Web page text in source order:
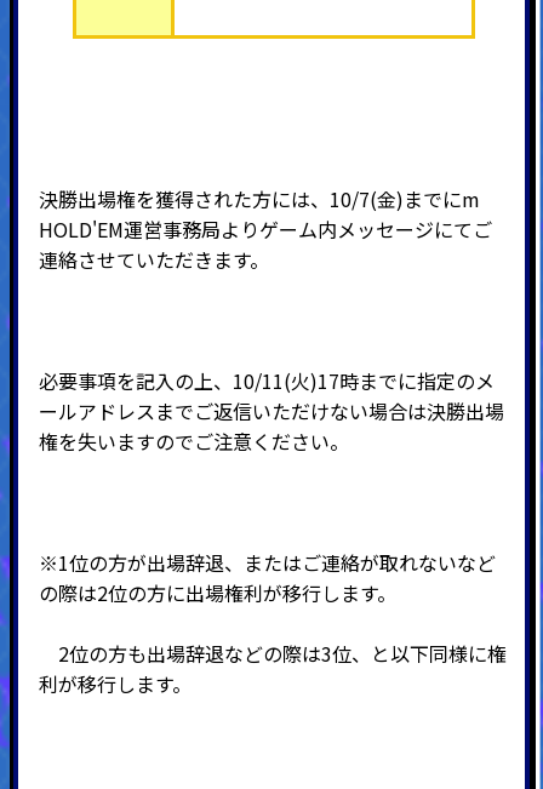
決勝出場権を獲得された方には、10/7(金)までにm
HOLD'EM運営事務局よりゲーム内メッセージにてご
連絡させていただきます。
必要事項を記入の上、10/11(火)17時までに指定のメ
ールアドレスまでご返信いただけない場合は決勝出場
権を失いますのでご注意ください。
※1位の方が出場辞退、またはご連絡が取れないなど
の際は2位の方に出場権利が移行します。
2位の方も出場辞退などの際は3位、と以下同様に権
利が移行します。